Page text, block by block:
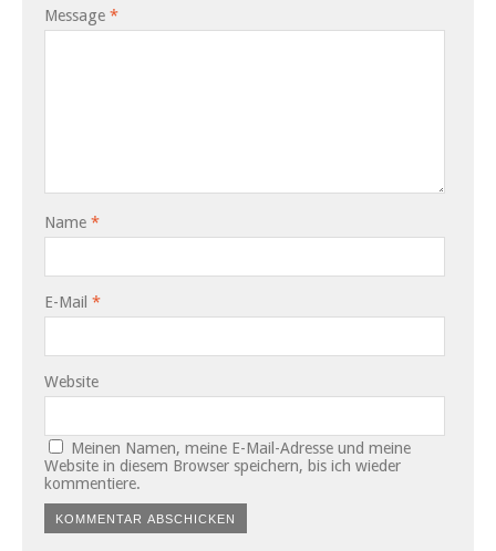
Message *
Name *
E-Mail *
Website
Meinen Namen, meine E-Mail-Adresse und meine
Website in diesem Browser speichern, bis ich wieder
kommentiere.